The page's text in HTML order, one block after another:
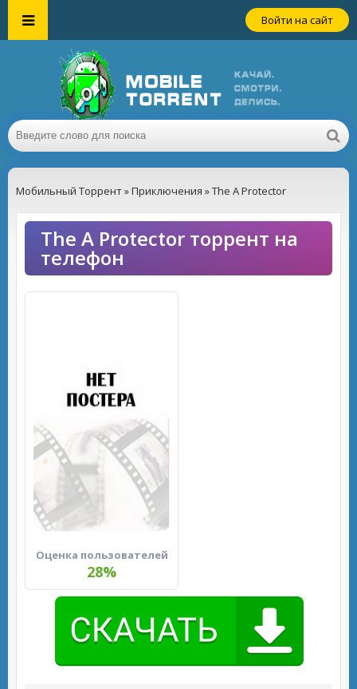
Войти на сайт
Мобильный Торрент»Приключения » The A Protector
The A Protector торрент на
телефон
Оценка пользователей
28%